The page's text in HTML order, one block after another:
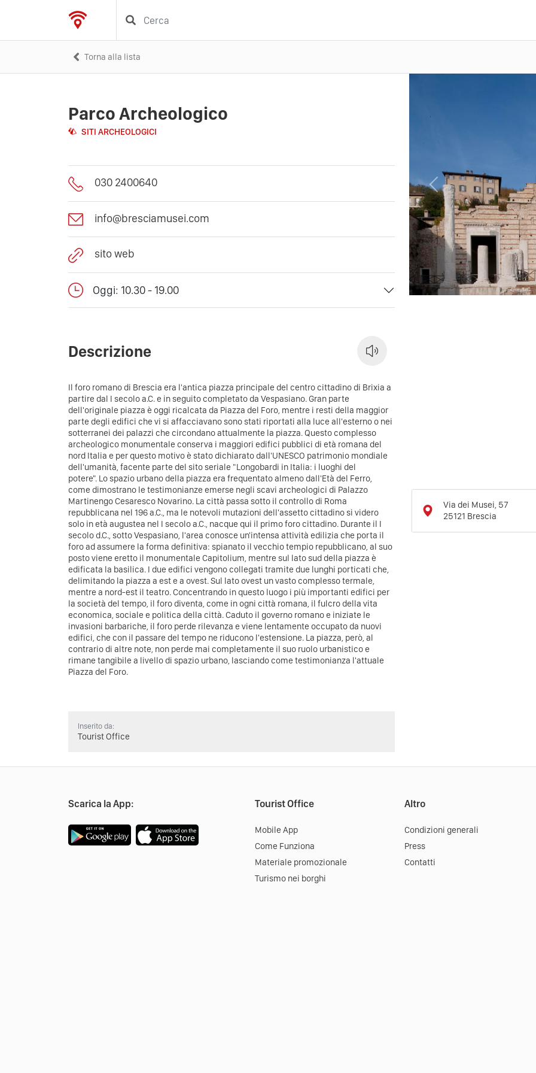
Torna alla lista
Parco Archeologico
SITI ARCHEOLOGICI
030 2400640
info@bresciamusei.com
sito web
Oggi: 10.30 - 19.00
Descrizione
Il foro romano di Brescia era l'antica piazza principale del centro cittadino di Brixia a
partire dal I secolo a.C. e in seguito completato da Vespasiano. Gran parte
dell'originale piazza è oggi ricalcata da Piazza del Foro, mentre i resti della maggior
parte degli edifici che vi si affacciavano sono stati riportati alla luce all'esterno o nei
sotterranei dei palazzi che circondano attualmente la piazza. Questo complesso
archeologico monumentale conserva i maggiori edifici pubblici di età romana del
nord Italia e per questo motivo è stato dichiarato dall'UNESCO patrimonio mondiale
dell'umanità, facente parte del sito seriale "Longobardi in Italia: i luoghi del
potere". Lo spazio urbano della piazza era frequentato almeno dall'Età del Ferro,
come dimostrano le testimonianze emerse negli scavi archeologici di Palazzo
Martinengo Cesaresco Novarino. La città passa sotto il controllo di Roma
repubblicana nel 196 a.C., ma le notevoli mutazioni dell'assetto cittadino si videro
solo in età augustea nel I secolo a.C., nacque qui il primo foro cittadino. Durante il I
secolo d.C., sotto Vespasiano, l'area conosce un'intensa attività edilizia che porta il
foro ad assumere la forma definitiva: spianato il vecchio tempio repubblicano, al suo
posto viene eretto il monumentale Capitolium, mentre sul lato sud della piazza è
edificata la basilica. I due edifici vengono collegati tramite due lunghi porticati che,
delimitando la piazza a est e a ovest. Sul lato ovest un vasto complesso termale,
mentre a nord-est il teatro. Concentrando in questo luogo i più importanti edifici per
la società del tempo, il foro diventa, come in ogni città romana, il fulcro della vita
economica, sociale e politica della città. Caduto il governo romano e iniziate le
invasioni barbariche, il foro perde rilevanza e viene lentamente occupato da nuovi
edifici, che con il passare del tempo ne riducono l'estensione. La piazza, però, al
contrario di altre note, non perde mai completamente il suo ruolo urbanistico e
rimane tangibile a livello di spazio urbano, lasciando come testimonianza l'attuale
Piazza del Foro.
Inserito da:
Tourist Office
Previous
Via dei Musei, 57
25121 Brescia
Scarica la App: Tourist Office
Mobile App
Come Funziona
Materiale promozionale
Turismo nei borghi
Altro
Condizioni generali
Press
Contatti